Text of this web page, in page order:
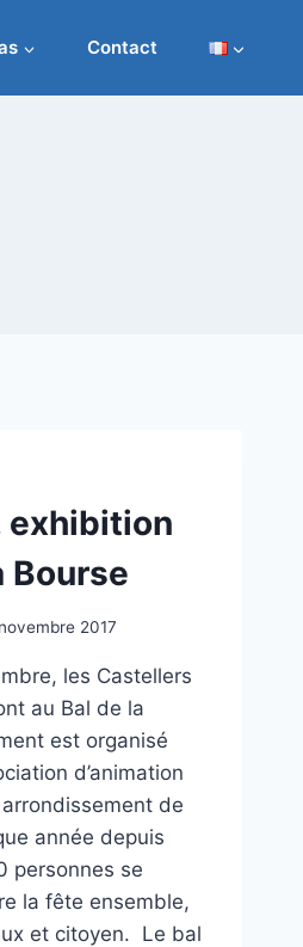
Contact
exhibition
Bourse
2017
les Castellers
au Bal de la
est organisé
d’animation
de
année depuis
personnes se
la fête ensemble,
et citoyen. Le bal